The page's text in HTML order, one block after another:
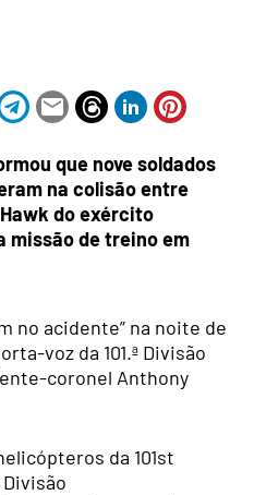
que nove soldados
na colisão entre
do exército
missão de treino em
no acidente” na noite de
voz da 101.ª Divisão
coronel Anthony
da 101st
Divisão